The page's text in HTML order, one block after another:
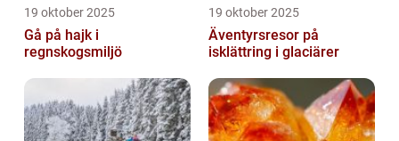
19 oktober 2025
Gå på hajk i
regnskogsmiljö
19 oktober 2025
Äventyrsresor på
isklättring i glaciärer